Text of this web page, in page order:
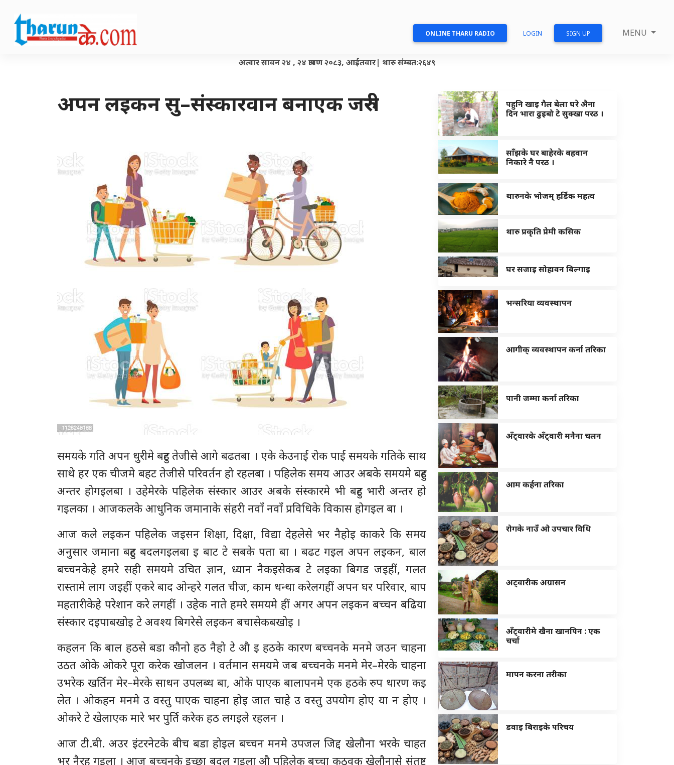
ONLINE THARU RADIO LOGIN SIGN UP MENU
अत्वार सावन २४ , २४ श्रावण २०८३, आईतवार| थारु संम्बत:२६४९
अपन लइकन सु–संस्कारवान बनाएक जरुरी
समयके गति अपन धुरीमे बहुट तेजीसे आगे बढतबा । एके केउनाई रोक पाई समयके गतिके साथ
साथे हर एक चीजमे बहट तेजीसे परिवर्तन हो रहलबा । पहिलेक समय आउर अबके समयमे बहुट
अन्तर होगइलबा । उहेमेरके पहिलेक संस्कार आउर अबके संस्कारमे भी बहुट भारी अन्तर हो
गइलका । आजकलके आधुनिक जमानाके संहरी नवाँ नवाँ प्रविधिके विकास होगइल बा ।
आज कले लइकन पहिलेक जइसन शिक्षा, दिक्षा, विद्या देहलेसे भर नैहोइ काकरे कि समय
अनुसार जमाना बहुट बदलगइलबा इ बाट टे सबके पता बा । बढट गइल अपन लइकन, बाल
बच्चनकेहे हमरे सही समयमे उचित ज्ञान, ध्यान नैकइसेकब टे लइका बिगड जइहीं, गलत
रास्तामे लाग जइहीं एकरे बाद ओन्हरे गलत चीज, काम धन्धा करेलगहीं अपन घर परिवार, बाप
महतारीकेहे परेशान करे लगहीं । उहेक नाते हमरे समयमे हीं अगर अपन लइकन बच्चन बढिया
संस्कार दइपाबखोइ टे अवश्य बिगरेसे लइकन बचासेकबखोइ ।
कहलन कि बाल हठसे बडा कौनो हठ नैहो टे औ इ हठके कारण बच्चनके मनमे जउन चाहना
उठत ओके ओकरे पूरा करेक खोजलन । वर्तमान समयमे जब बच्चनके मनमे मेर–मेरके चाहना
उभरेक खर्तिन मेर–मेरके साधन उपलब्ध बा, ओके पाएक बालापनमे एक हठके रुप धारण कइ
लेत । ओकहन मनमे उ वस्तु पाएक चाहना होइ जात चाहे उ वस्तु उपयोग होए या न होए ।
ओकरे टे खेलाएक मारे भर पुर्ति करेक हठ लगइले रहलन ।
आज टी.बी. अउर इंटरनेटके बीच बडा होइल बच्चन मनमे उपजल जिद्द खेलौना भरके चाहत
भर नैरह गइला । आज बच्चनके इच्छा बदल गइला औ पहिलेक बच्चा कठवक खेलौनासे संतुष्ट
पहुनि खाइ गैल बेला घरे अ‍ैना
दिन भारा ढुइबो टे सुक्खा परठ ।
साँझके घर बाहेरके बह्रवान
निकारे नै परठ ।
थारुनके भोजम् हर्डिक महत्व
थारु प्रकृति प्रेमी कसिक
घर सजाइ सोहावन बिल्गाइ
भन्सरिया व्यवस्थापन
आगीक् व्यवस्थापन कर्ना तरिका
पानी जम्मा कर्ना तरिका
अँट्वारके अँट्वारी मनैना चलन
आम कर्हना तरिका
रोगके नाउँ ओ उपचार विधि
अट्वारीक अग्रासन
अँट्वारीमे खैना खानपिन : एक
चर्चा
मापन करना तरीका
डवाइ बिराइके परिचय